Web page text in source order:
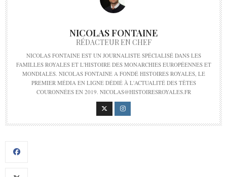
NICOLAS FONTAINE
RÉDACTEUR EN CHEF
NICOLAS FONTAINE EST UN JOURNALISTE SPÉCIALISÉ DANS LES
FAMILLES ROYALES ET L'HISTOIRE DES MONARCHIES EUROPÉENNES ET
MONDIALES. NICOLAS FONTAINE A FONDÉ HISTOIRES ROYALES, LE
PREMIER MÉDIA EN LIGNE DÉDIÉ À L'ACTUALITÉ DES TÊTES
COURONNÉES EN 2019. NICOLAS@HISTOIRESROYALES.FR